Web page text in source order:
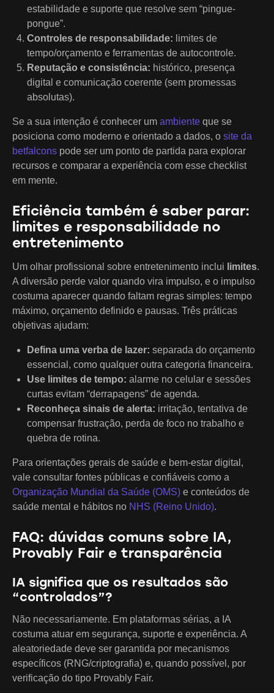
estabilidade e suporte que resolve sem “pingue-
pongue”.
Controles de responsabilidade: limites de
tempo/orçamento e ferramentas de autocontrole.
Reputação e consistência: histórico, presença
digital e comunicação coerente (sem promessas
absolutas).
Se a sua intenção é conhecer um ambiente que se
posiciona como moderno e orientado a dados, o site da
betfalcons pode ser um ponto de partida para explorar
recursos e comparar a experiência com esse checklist
em mente.
Eficiência também é saber parar:
limites e responsabilidade no
entretenimento
Um olhar profissional sobre entretenimento inclui limites.
A diversão perde valor quando vira impulso, e o impulso
costuma aparecer quando faltam regras simples: tempo
máximo, orçamento definido e pausas. Três práticas
objetivas ajudam:
Defina uma verba de lazer: separada do orçamento
essencial, como qualquer outra categoria financeira.
Use limites de tempo: alarme no celular e sessões
curtas evitam “derrapagens” de agenda.
Reconheça sinais de alerta: irritação, tentativa de
compensar frustração, perda de foco no trabalho e
quebra de rotina.
Para orientações gerais de saúde e bem-estar digital,
vale consultar fontes públicas e confiáveis como a
Organização Mundial da Saúde (OMS) e conteúdos de
saúde mental e hábitos no NHS (Reino Unido).
FAQ: dúvidas comuns sobre IA,
Provably Fair e transparência
IA significa que os resultados são
“controlados”?
Não necessariamente. Em plataformas sérias, a IA
costuma atuar em segurança, suporte e experiência. A
aleatoriedade deve ser garantida por mecanismos
específicos (RNG/criptografia) e, quando possível, por
verificação do tipo Provably Fair.